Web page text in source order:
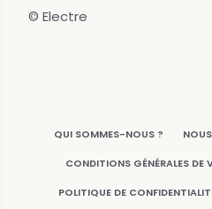
© Electre
QUI SOMMES-NOUS ?
CONDITIONS GÉNÉRALES DE
POLITIQUE DE